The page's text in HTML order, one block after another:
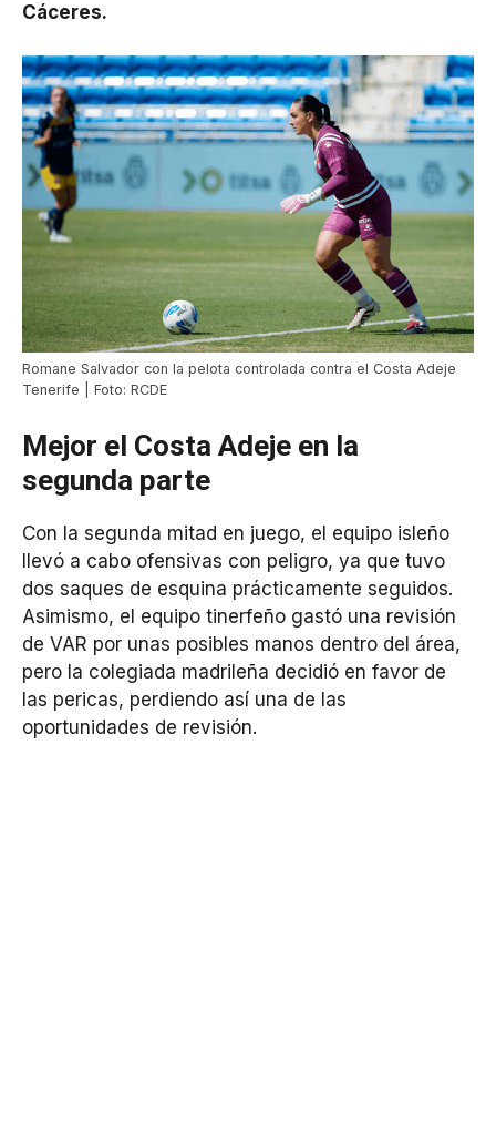
Cáceres.
Romane Salvador con la pelota controlada contra el Costa Adeje
Tenerife | Foto: RCDE
Mejor el Costa Adeje en la
segunda parte
Con la segunda mitad en juego, el equipo isleño
llevó a cabo ofensivas con peligro, ya que tuvo
dos saques de esquina prácticamente seguidos.
Asimismo, el equipo tinerfeño gastó una revisión
de VAR por unas posibles manos dentro del área,
pero la colegiada madrileña decidió en favor de
las pericas, perdiendo así una de las
oportunidades de revisión.